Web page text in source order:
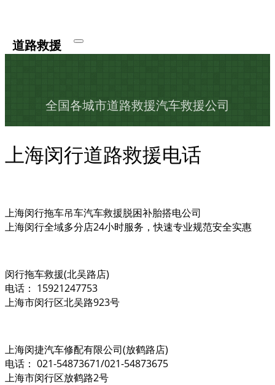
道路救援
全国各城市道路救援汽车救援公司
上海闵行道路救援电话
上海闵行拖车吊车汽车救援脱困补胎搭电公司
上海闵行全域多分店24小时服务，快速专业规范安全实惠
闵行拖车救援(北吴路店)
电话： 15921247753
上海市闵行区北吴路923号
上海闵捷汽车修配有限公司(放鹤路店)
电话： 021-54873671/021-54873675
上海市闵行区放鹤路2号